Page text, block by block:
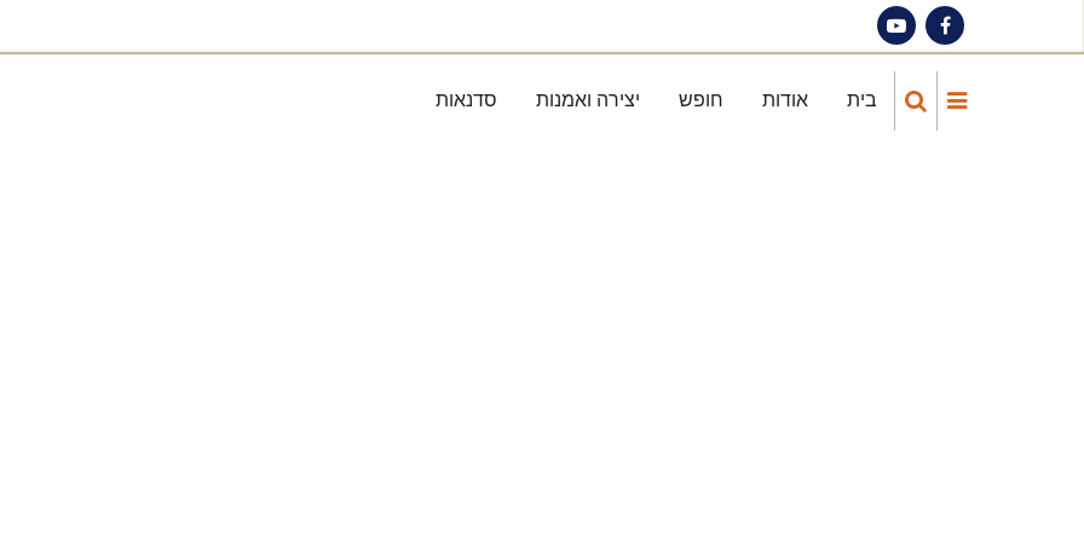
to
Main
בית אודות חופש יצירה ואמנות סדנאות